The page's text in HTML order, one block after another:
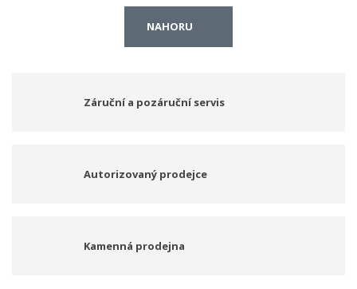
NAHORU
Záruční a pozáruční servis
Autorizovaný prodejce
Kamenná prodejna